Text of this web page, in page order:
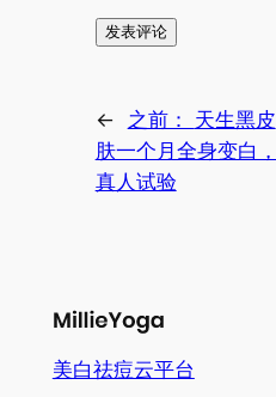
← 之前： 天生黑皮
肤一个月全身变白，
真人试验
美白祛痘云平台